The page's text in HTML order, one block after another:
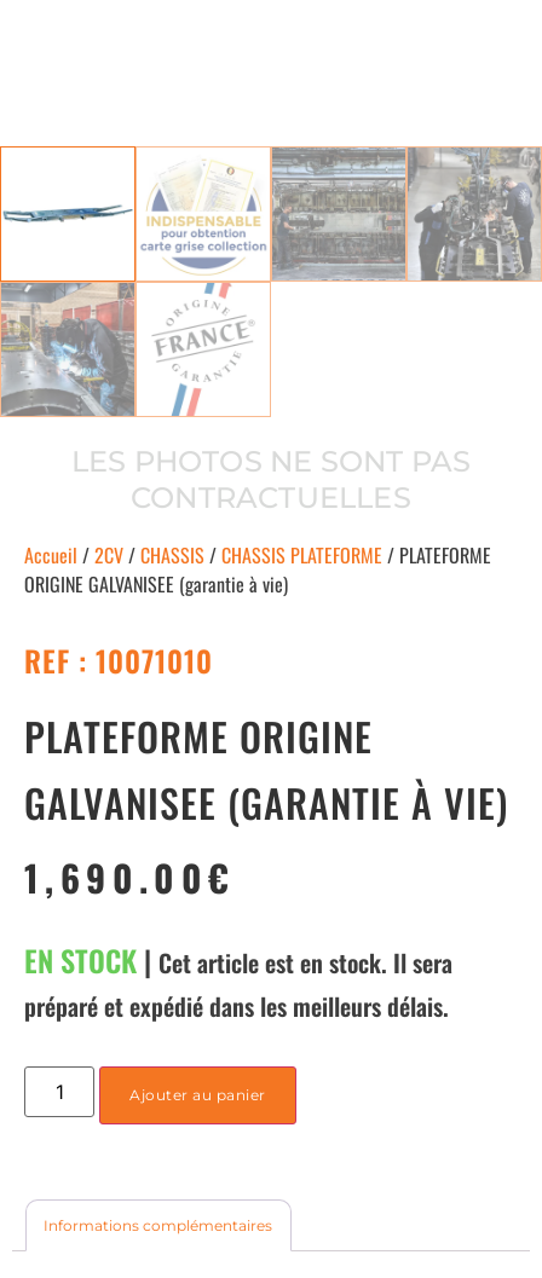
LES PHOTOS NE SONT PAS
CONTRACTUELLES
Accueil /2CV/CHASSIS/CHASSIS PLATEFORME / PLATEFORME
ORIGINE GALVANISEE (garantie à vie)
REF : 10071010
PLATEFORME ORIGINE
GALVANISEE (GARANTIE À VIE)
1,690.00€
EN STOCK| Cet article est en stock. Il sera
préparé et expédié dans les meilleurs délais.
Ajouter au panier
Informations complémentaires